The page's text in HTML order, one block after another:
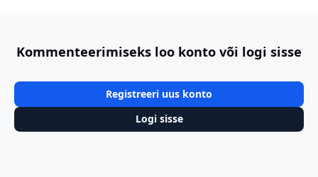
Kommenteerimiseks loo konto või logi sisse
Registreeri uus konto
Logi sisse